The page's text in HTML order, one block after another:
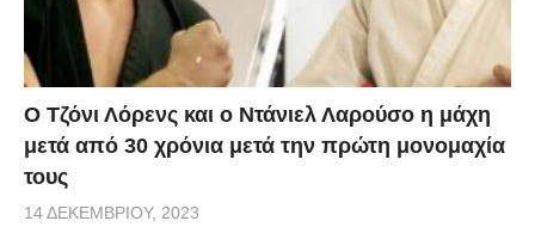
Ο Τζόνι Λόρενς και ο Ντάνιελ Λαρούσο η μάχη
μετά από 30 χρόνια μετά την πρώτη μονομαχία
τους
14 ΔΕΚΕΜΒΡΊΟΥ, 2023